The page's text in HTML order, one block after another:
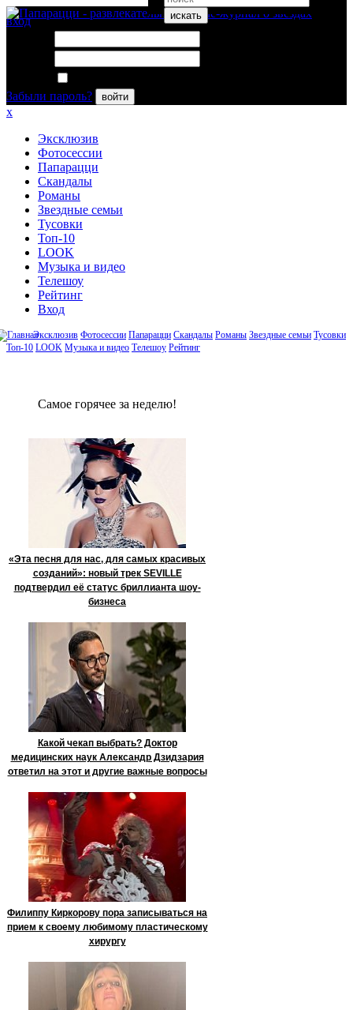
искать
вход
Забыли пароль?
войти
x
Эксклюзив
Фотосессии
Папарацци
Скандалы
Романы
Звездные семьи
Тусовки
Топ-10
LOOK
Музыка и видео
Телешоу
Рейтинг
Вход
Эксклюзив Фотосессии Папарацци Скандалы Романы Звездные семьи Тусовки
Топ-10 LOOK Музыка и видео Телешоу Рейтинг
Сaмое гoрячее за неделю!
«Эта песня для нас, для самых красивых
созданий»: новый трек SEVILLE
подтвердил её статус бриллианта шоу-
бизнеса
Какой чекап выбрать? Доктор
медицинских наук Александр Дзидзария
ответил на этот и другие важные вопросы
Филиппу Киркорову пора записываться на
прием к своему любимому пластическому
хирургу